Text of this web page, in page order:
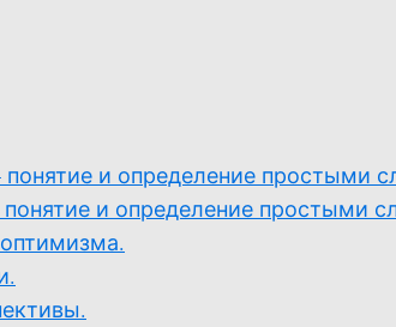
и определение простыми
и определение простыми